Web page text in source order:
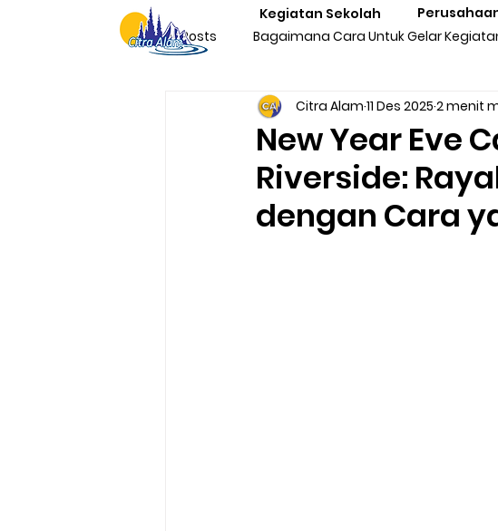
Kegiatan Sekolah
All Posts
Bagaimana Cara Untuk Gelar
Character Building Team Building
Produktivitas Program Kegiatan Sekolah
New Year Eve
Riverside:
dengan Cara
Citra Alam 11 Des 2025 2 menit